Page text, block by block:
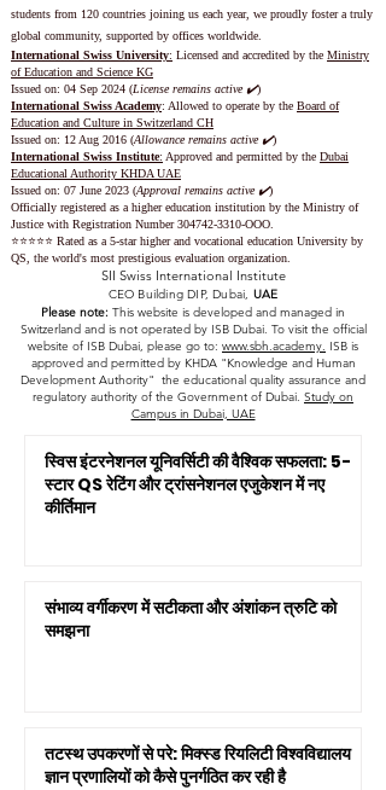
students from 120 countries joining us each year, we proudly foster a truly
global community, supported by offices worldwide.
International Swiss University: Licensed and accredited by the Ministry
of Education and Science KG
Issued on: 04 Sep 2024 (License remains active ✔️)
International Swiss Academy: Allowed to operate by the Board of
Education and Culture in Switzerland CH
Issued on: 12 Aug 2016 (Allowance remains active ✔️)
International Swiss Institute: Approved and permitted by the Dubai
Educational Authority KHDA UAE
Issued on: 07 June 2023 (Approval remains active ✔️)
Officially registered as a higher education institution by the Ministry of
Justice with Registration Number304742-3310-OOO.
⭐️⭐️⭐️⭐️⭐️ Rated as a 5-star higher and vocational education University by
QS, the world's most prestigious evaluation organization.
SII Swiss International Institute
CEO Building DIP, Dubai, UAE
Please note: This website is developed and managed in
Switzerland and is not operated by ISB Dubai. To visit the official
website of ISB Dubai, please go to: www.sbh.academy. ISB is
approved and permitted by KHDA "Knowledge and Human
Development Authority" the educational quality assurance and
regulatory authority of the Government of Dubai. Study on
Campus in Dubai, UAE
स्विस इंटरनेशनल यूनिवर्सिटी की वैश्विक सफलता: 5-
स्टार QS रेटिंग और ट्रांसनेशनल एजुकेशन में नए
कीर्तिमान
संभाव्य वर्गीकरण में सटीकता और अंशांकन त्रुटि को
समझना
तटस्थ उपकरणों से परे: मिक्स्ड रियलिटी विश्वविद्यालय
ज्ञान प्रणालियों को कैसे पुनर्गठित कर रही है